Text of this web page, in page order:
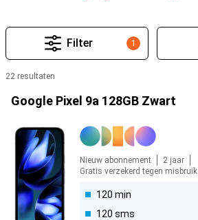
1
Filter
22 resultaten
Producten
Google Pixel 9a 128GB Zwart
Nieuw abonnement
2 jaar
Gratis verzekerd tegen misbruik
120 min
120 sms